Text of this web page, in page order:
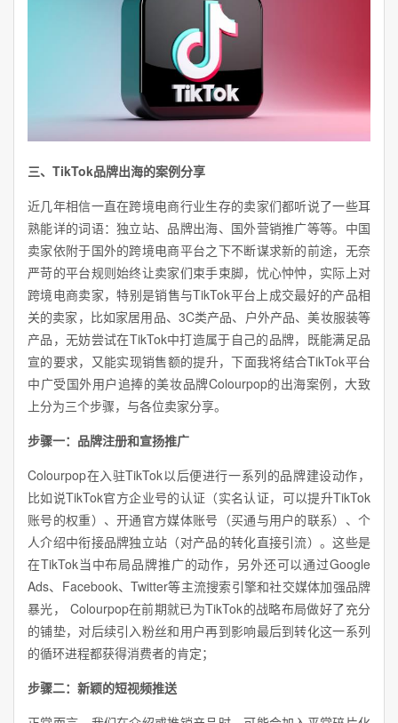
三、TikTok品牌出海的案例分享
近几年相信一直在跨境电商行业生存的卖家们都听说了一些耳
熟能详的词语：独立站、品牌出海、国外营销推广等等。中国
卖家依附于国外的跨境电商平台之下不断谋求新的前途，无奈
严苛的平台规则始终让卖家们束手束脚，忧心忡忡，实际上对
跨境电商卖家，特别是销售与TikTok平台上成交最好的产品相
关的卖家，比如家居用品、3C类产品、户外产品、美妆服装等
产品，无妨尝试在TikTok中打造属于自己的品牌，既能满足品
宣的要求，又能实现销售额的提升，下面我将结合TikTok平台
中广受国外用户追捧的美妆品牌Colourpop的出海案例，大致
上分为三个步骤，与各位卖家分享。
步骤一：品牌注册和宣扬推广
Colourpop在入驻TikTok以后便进行一系列的品牌建设动作，
比如说TikTok官方企业号的认证（实名认证，可以提升TikTok
账号的权重）、开通官方媒体账号（买通与用户的联系）、个
人介绍中衔接品牌独立站（对产品的转化直接引流）。这些是
在TikTok当中布局品牌推广的动作，另外还可以通过Google
Ads、Facebook、Twitter等主流搜索引擎和社交媒体加强品牌
暴光， Colourpop在前期就已为TikTok的战略布局做好了充分
的铺垫，对后续引入粉丝和用户再到影响最后到转化这一系列
的循环进程都获得消费者的肯定；
步骤二：新颖的短视频推送